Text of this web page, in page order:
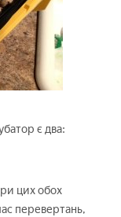
є два:
цих обох
перевертань,